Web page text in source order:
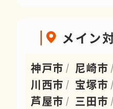
メイン
神戸市 尼崎市
川西市
宝塚市
芦屋市
三田市